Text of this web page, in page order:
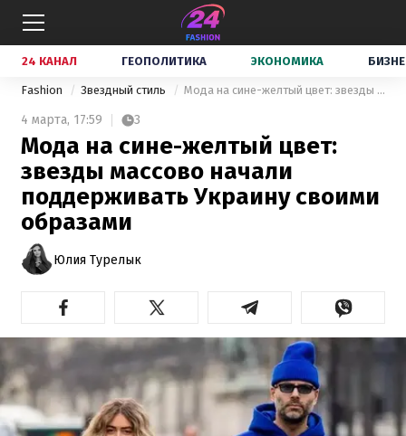
24 КАНАЛ ГЕОПОЛИТИКА ЭКОНОМИКА
Fashion Звездный стиль Мода на сине-желтый цвет: звезды массово начали поддерживать Украину своими образами
4 марта, 17:59 3
Мода на сине-желтый цвет:
звезды массово начали
поддерживать Украину своими
образами
Юлия Турелык